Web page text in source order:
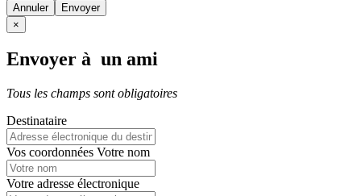
Annuler
×
Envoyer à un ami
Tous les champs sont obligatoires
Destinataire
Vos coordonnées Votre nom
Votre adresse électronique